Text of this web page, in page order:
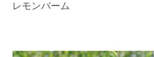
レモンバーム